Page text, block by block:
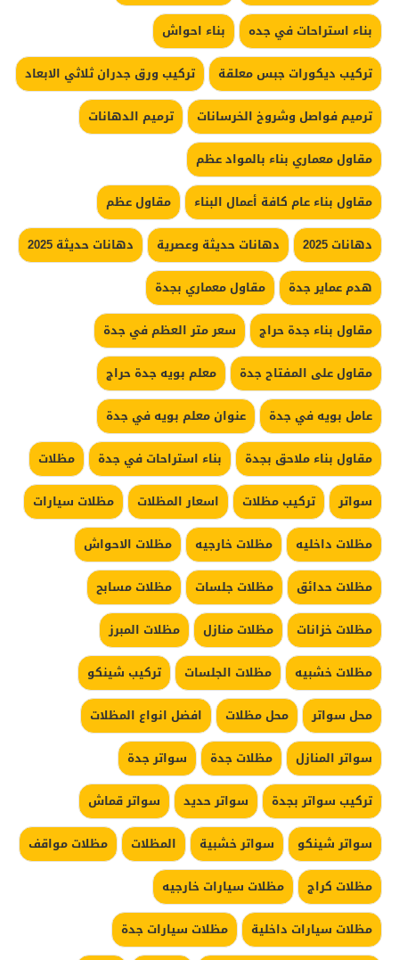
بناء استراحات في جده
بناء احواش
تركيب ديكورات جبس معلقة
تركيب ورق جدران ثلاثي الابعاد
ترميم فواصل وشروخ الخرسانات
ترميم الدهانات
مقاول معماري بناء بالمواد عظم
مقاول بناء عام كافة أعمال البناء
مقاول عظم
دهانات 2025
دهانات حديثة وعصرية
دهانات حديثة 2025
هدم عماير جدة
مقاول معماري بجدة
مقاول بناء جدة حراج
سعر متر العظم في جدة
مقاول على المفتاح جدة
معلم بويه جدة حراج
عامل بويه في جدة
عنوان معلم بويه في جدة
مقاول بناء ملاحق بجدة
بناء استراحات في جدة
مظلات
سواتر
تركيب مظلات اسعار المظلات
مظلات سيارات
مظلات داخليه
مظلات خارجيه
مظلات الاحواش
مظلات حدائق
مظلات جلسات
مظلات مسابح
مظلات خزانات
مظلات منازل
مظلات المبرز
مظلات خشبيه
مظلات الجلسات
تركيب شينكو
محل سواتر
محل مظلات
افضل انواع المظلات
سواتر المنازل
مظلات جدة
سواتر جدة
تركيب سواتر بجدة
سواتر حديد
سواتر قماش
سواتر شينكو
سواتر خشبية المظلات
مظلات مواقف
مظلات كراج
مظلات سيارات خارجيه
مظلات سيارات داخلية
مظلات سيارات جدة